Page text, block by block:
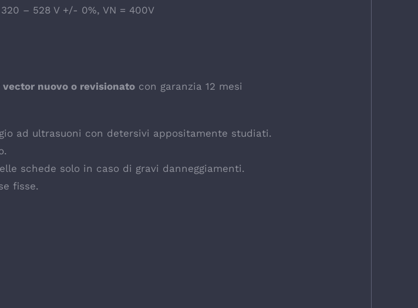
– 528 V +/- 0%, VN = 400V
vector nuovo o revisionatocon garanzia 12 mesi
ad ultrasuoni con detersivi appositamente studiati.
schede solo in caso di gravi danneggiamenti.
fisse.